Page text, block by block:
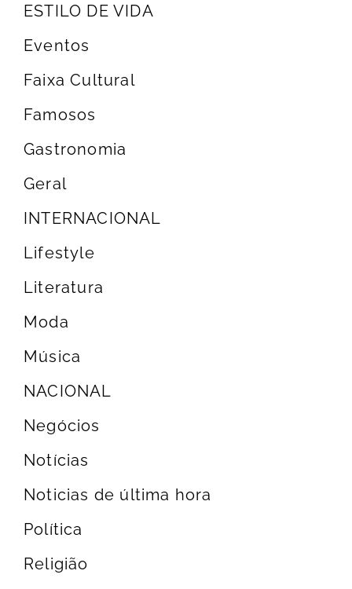
ESTILO DE VIDA
Eventos
Faixa Cultural
Famosos
Gastronomia
Geral
INTERNACIONAL
Lifestyle
Literatura
Moda
Música
NACIONAL
Negócios
Notícias
Noticias de última hora
Política
Religião